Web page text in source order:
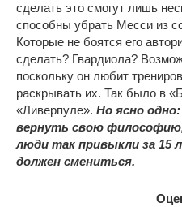
сделать это смогут лишь
способны убрать Месси из
Которые не боятся его
сделать? Гвардиола?
поскольку он любит
раскрывать их. Так было в
«Ливерпуле». Но ясно
вернуть свою
люди так привыкли за 15
должен смениться.